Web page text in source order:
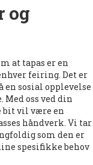
og
at tapas er en
feiring. Det er
sosial opplevelse
oss ved din
bit vil være en
håndverk. Vi tar
som den er
spesifikke behov